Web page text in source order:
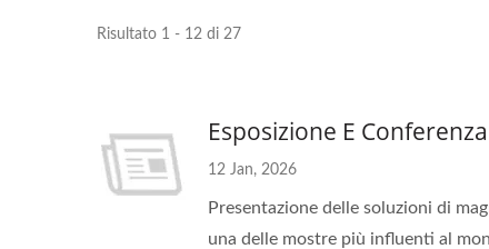
Risultato 1 - 12 di 27
Esposizione E
12 Jan, 2026
Presentazione delle soluzioni di
una delle mostre più influenti al